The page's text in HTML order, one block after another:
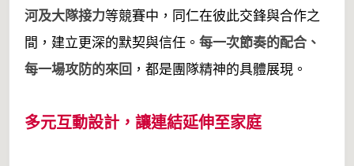
河及大隊接力等競賽中，同仁在彼此交鋒與合作之
間，建立更深的默契與信任。每一次節奏的配合、
每一場攻防的來回 ，都是團隊精神的具體展現。
多元互動設計，讓連結延伸至家庭